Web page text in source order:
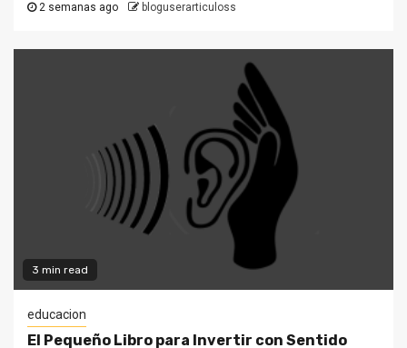
2 semanas ago bloguserarticuloss
3 min read
educacion
El Pequeño Libro para Invertir con Sentido